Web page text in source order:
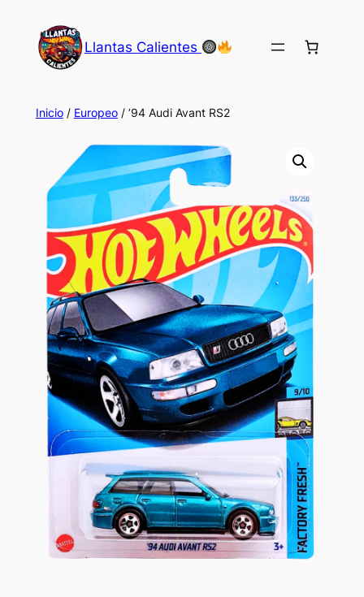
contenido
Llantas Calientes
Inicio/ Europeo/ ’94 Audi Avant RS2